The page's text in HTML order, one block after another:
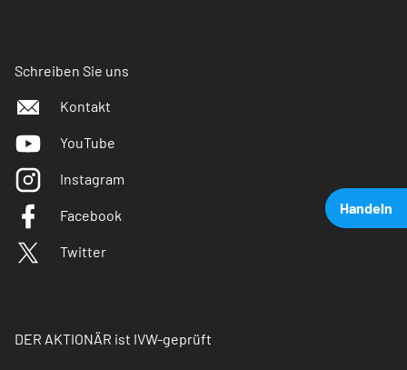
Handeln
Schreiben Sie uns
Kontakt
YouTube
Instagram
Facebook
Twitter
DER AKTIONÄR ist IVW-geprüft